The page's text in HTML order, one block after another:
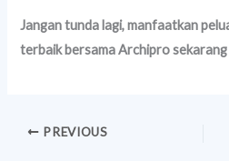
Jangan tunda lagi, manfaatkan
terbaik bersama Archipro sekarang
PREVIOUS